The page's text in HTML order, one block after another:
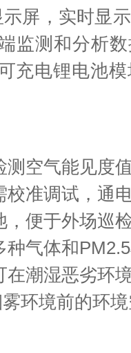
屏，实时显
监测和分析
充电锂电池
测空气能见度
校准调试，通
，便于外场巡
种气体和
在潮湿恶劣环
环境前的环